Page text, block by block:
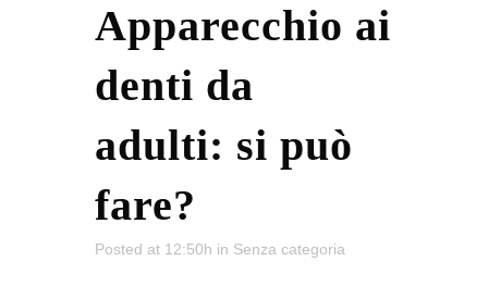
Apparecchio ai
denti da
adulti: si può
fare?
Posted at 12:50h in Senza categoria